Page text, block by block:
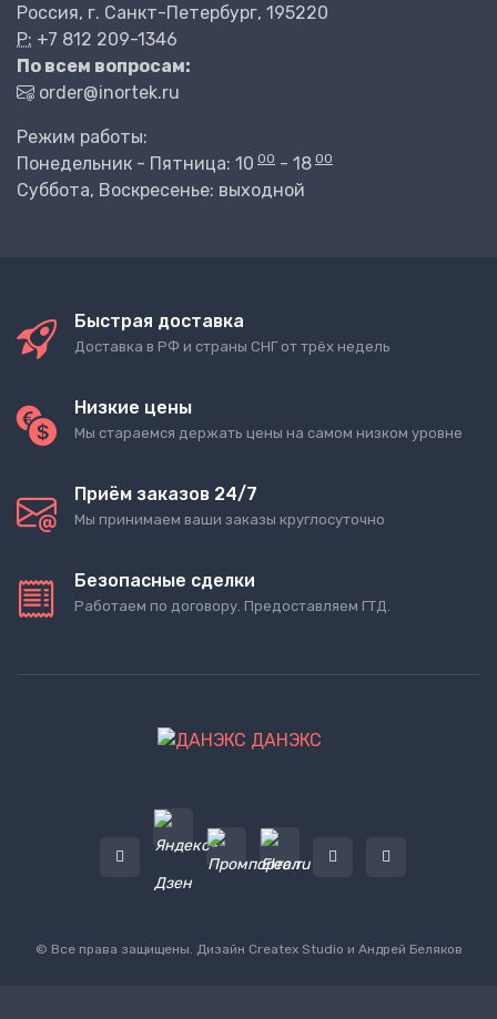
Россия, г. Санкт-Петербург, 195220
P: +7 812 209-1346
По всем вопросам:
order@inortek.ru
Режим работы:
Понедельник - Пятница: 10 00 - 18 00
Суббота, Воскресенье: выходной
Быстрая доставка
Доставка в РФ и страны СНГ от трёх недель
Низкие цены
Мы стараемся держать цены на самом низком уровне
Приём заказов 24/7
Мы принимаем ваши заказы круглосуточно
Безопасные сделки
Работаем по договору. Предоставляем ГТД.
ДАНЭКС
© Все права защищены. Дизайн Createx Studio и Андрей Беляков